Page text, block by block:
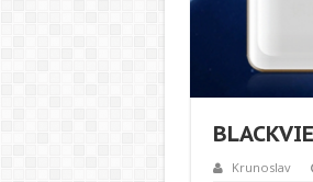
Krunoslav